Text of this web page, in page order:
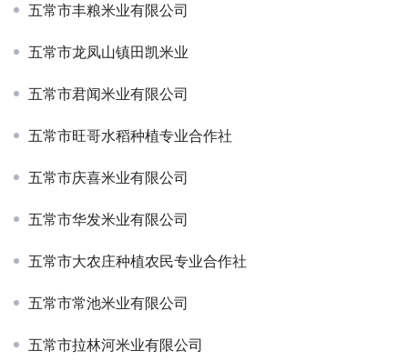
五常市丰粮米业有限公司
五常市龙凤山镇田凯米业
五常市君闻米业有限公司
五常市旺哥水稻种植专业合作社
五常市庆喜米业有限公司
五常市华发米业有限公司
五常市大农庄种植农民专业合作社
五常市常池米业有限公司
五常市拉林河米业有限公司